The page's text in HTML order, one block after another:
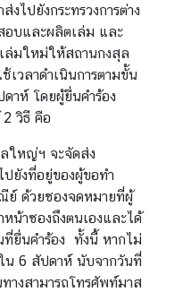
งไปยังกระทรวงการต่าง
อบและผลิตเล่ม และ
ล่มใหม่ให้สถานกงสุล
เวลาดำเนินการตามขั้น
าห์ โดยผู้ยื่นคำร้อง
2 วิธี คือ
ใหญ่ฯ จะจัดส่ง
ยังที่อยู่ของผู้ขอทำ
ย์ ด้วยซองจดหมายที่ผู้
น้าซองถึงตนเองและได้
ที่ยื่นคำร้อง ทั้งนี้ หากไม่
น 6 สัปดาห์ นับจากวันที่
างสามารถโทรศัพท์มาส